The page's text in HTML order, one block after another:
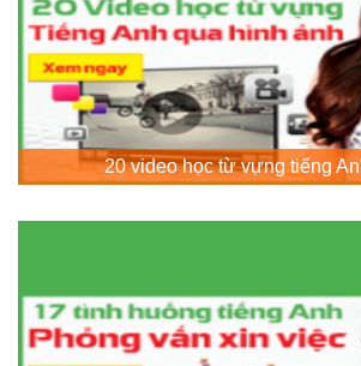
20 video học từ vựng tiếng